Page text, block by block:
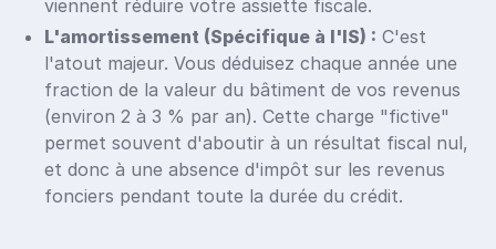
viennent réduire votre assiette fiscale.
L'amortissement (Spécifique à l'IS) : C'est
l'atout majeur. Vous déduisez chaque année une
fraction de la valeur du bâtiment de vos revenus
(environ 2 à 3 % par an). Cette charge "fictive"
permet souvent d'aboutir à un résultat fiscal nul,
et donc à une absence d'impôt sur les revenus
fonciers pendant toute la durée du crédit.